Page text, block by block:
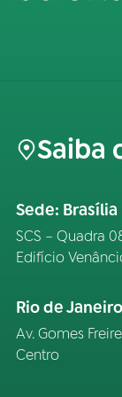
Saiba
Sede: Brasília
SCS – Quadra
Edifício
Rio de
Av. Gomes
Centro